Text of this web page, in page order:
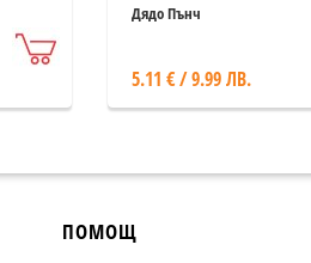
Дядо Пънч
5.11 € / 9.99 ЛВ.
ПОМОЩ